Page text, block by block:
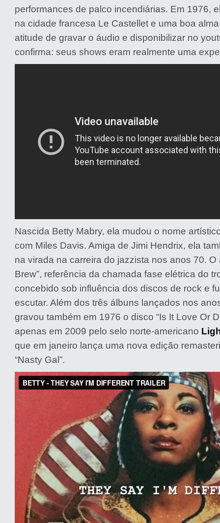
performances de palco incendiárias. Em 1976,
na cidade francesa Le Castellet e uma boa
atitude de gravar o áudio e disponibilizar no
confirma: seus shows eram realmente uma
Nascida Betty Mabry, ela mudou o nome
com Miles Davis. Amiga de Jimi Hendrix, ela
na virada na carreira do jazzista nos anos 70. O
Brew”, referência da chamada fase elétrica do
concebido sob influência dos discos de rock e
escutar. Além dos três álbuns lançados nos
gravou também em 1976 o disco “Is It Love Or
apenas em 2009 pelo selo norte-americano
que em janeiro lança uma nova edição
“Nasty Gal”.